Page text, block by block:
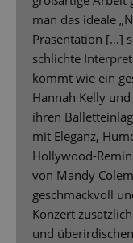
man das ideale
Präsentation […]
schlichte
kommt wie ein
Hannah Kelly
ihren
mit Eleganz,
Hollywood-
von Mandy
geschmackvoll
Konzert
und